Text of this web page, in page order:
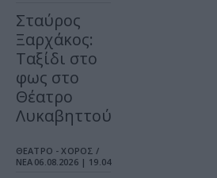
Σταύρος
Ξαρχάκος:
Ταξίδι στο
φως στο
Θέατρο
Λυκαβηττού
ΘΕΑΤΡΟ - ΧΟΡΟΣ /
ΝΕΑ 06.08.2026 | 19.04